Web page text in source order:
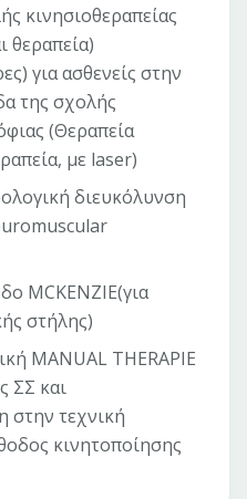
κινησιοθεραπείας
θεραπεία)
για ασθενείς στην
της σχολής
(Θεραπεία
με laser)
διευκόλυνση
MCKENZIE(για
στήλης)
MANUAL THERAPIE
ΣΣ και
στην τεχνική
κινητοποίησης